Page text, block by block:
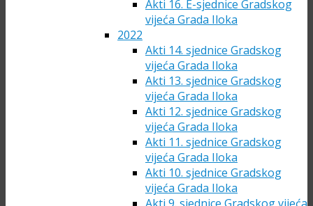
Akti 16. E-sjednice Gradskog
vijeća Grada Iloka
2022
Akti 14. sjednice Gradskog
vijeća Grada Iloka
Akti 13. sjednice Gradskog
vijeća Grada Iloka
Akti 12. sjednice Gradskog
vijeća Grada Iloka
Akti 11. sjednice Gradskog
vijeća Grada Iloka
Akti 10. sjednice Gradskog
vijeća Grada Iloka